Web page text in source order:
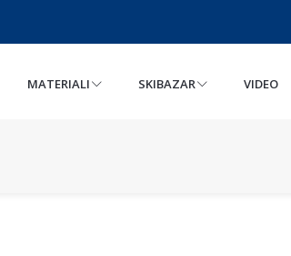
MATERIALI SKIBAZAR VIDEO